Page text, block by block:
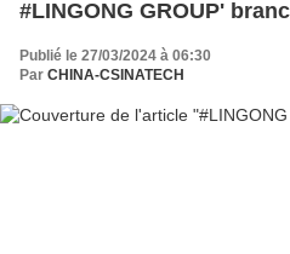
#LINGONG GROUP'
Publié le 27/03/2024 à 06:30
Par CHINA-CSINATECH